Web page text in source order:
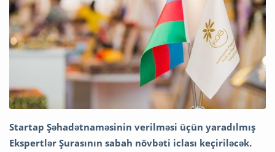
Startap Şəhadətnaməsinin verilməsi üçün yaradılmış
Ekspertlər Şurasının sabah növbəti iclası keçiriləcək.